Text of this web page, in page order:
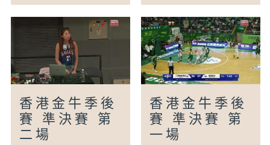
香港金牛季後
賽 準決賽 第
二場
香港金牛季後
賽 準決賽 第
一場